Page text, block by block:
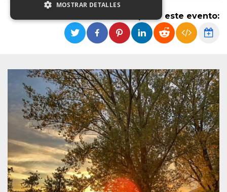
Compartir este evento:
MOSTRAR DETALLES
Cookies estrictamente necesarias
Las cookies estrictamente necesarias permiten
la funcionalidad principal del sitio web, como
el inicio de sesión de usuario y la gestión de
cuentas. El sitio web no se puede utilizar
correctamente sin las cookies estrictamente
necesarias.
Nombre
Proveedor /
Dominio
Vencimiento Descripción
cf_clearance
Cloudflare,
Inc.
.oooh.events
1 año
Esta cookie es
utilizada por el
servicio
CloudFlare para
identificar el
tráfico web de